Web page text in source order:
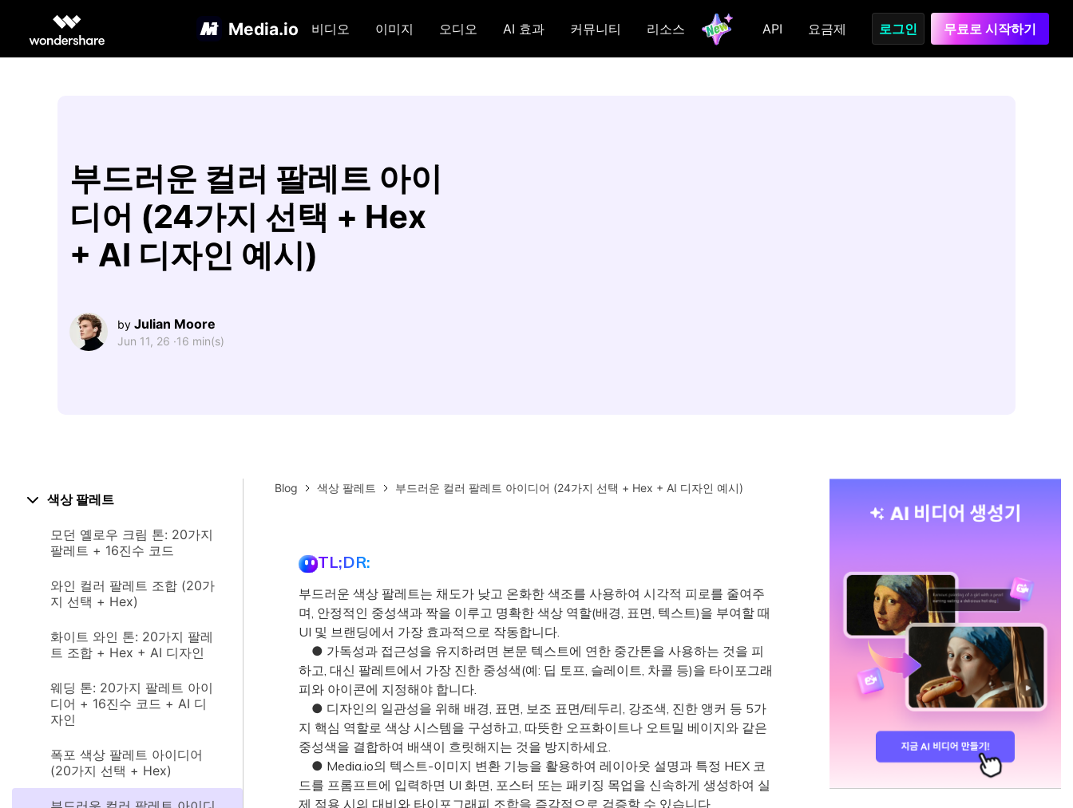
Media.io 비디오 이미지 오디오 AI 효과 커뮤니티 리소스 API 요금제 로그인 무료로 시작하기
부드러운 컬러 팔레트 아이
디어 (24가지 선택 + Hex
+ AI 디자인 예시)
by Julian Moore
Jun 11, 26 ·16 min(s)
색상 팔레트
모던 옐로우 크림 톤: 20가지
팔레트 + 16진수 코드
와인 컬러 팔레트 조합 (20가
지 선택 + Hex)
화이트 와인 톤: 20가지 팔레
트 조합 + Hex + AI 디자인
웨딩 톤: 20가지 팔레트 아이
디어 + 16진수 코드 + AI 디
자인
폭포 색상 팔레트 아이디어
(20가지 선택 + Hex)
Blog 색상 팔레트 부드러운 컬러 팔레트 아이디어 (24가지 선택 + Hex + AI 디자인 예시)
TL;DR:
부드러운 색상 팔레트는 채도가 낮고 온화한 색조를 사용하여 시각적 피로를 줄여주
며, 안정적인 중성색과 짝을 이루고 명확한 색상 역할(배경, 표면, 텍스트)을 부여할 때
UI 및 브랜딩에서 가장 효과적으로 작동합니다.
● 가독성과 접근성을 유지하려면 본문 텍스트에 연한 중간톤을 사용하는 것을 피
하고, 대신 팔레트에서 가장 진한 중성색(예: 딥 토프, 슬레이트, 차콜 등)을 타이포그래
피와 아이콘에 지정해야 합니다.
● 디자인의 일관성을 위해 배경, 표면, 보조 표면/테두리, 강조색, 진한 앵커 등 5가
지 핵심 역할로 색상 시스템을 구성하고, 따뜻한 오프화이트나 오트밀 베이지와 같은
중성색을 결합하여 배색이 흐릿해지는 것을 방지하세요.
● Media.io의 텍스트-이미지 변환 기능을 활용하여 레이아웃 설명과 특정 HEX 코
드를 프롬프트에 입력하면 UI 화면, 포스터 또는 패키징 목업을 신속하게 생성하여 실
제 적용 시의 대비와 타이포그래피 조합을 즉각적으로 검증할 수 있습니다.